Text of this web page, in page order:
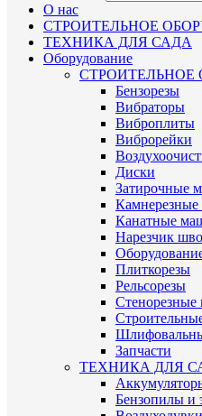
О нас
СТРОИТЕЛЬНОЕ
ТЕХНИКА ДЛЯ САДА
Оборудование
СТРОИТЕЛЬНОЕ
Бензорезы
Вибраторы
Виброплиты
Виброрейки
Диски
Затирочные
Камнерезные
Канатные
Нарезчик
Плиткорезы
Рельсорезы
Запчасти
ТЕХНИКА ДЛЯ
Бензопилы и